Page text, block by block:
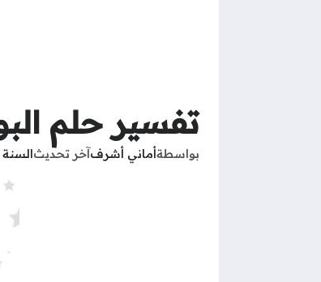
تفسير حلم
بواسطةأماني أشرفآخر تحديث